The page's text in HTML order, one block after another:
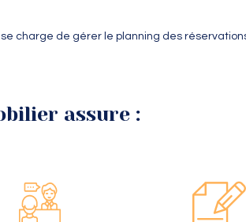
charge de gérer le planning des
assure :